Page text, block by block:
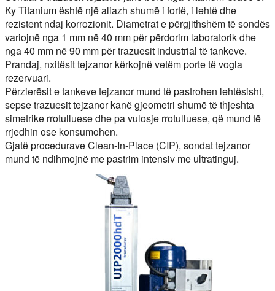
Ky Titanium është një aliazh shumë i fortë, i lehtë dhe
rezistent ndaj korrozionit. Diametrat e përgjithshëm të sondës
variojnë nga 1 mm në 40 mm për përdorim laboratorik dhe
nga 40 mm në 90 mm për trazuesit industrial të tankeve.
Prandaj, nxitësit tejzanor kërkojnë vetëm porte të vogla
rezervuari.
Përzierësit e tankeve tejzanor mund të pastrohen lehtësisht,
sepse trazuesit tejzanor kanë gjeometri shumë të thjeshta
simetrike rrotulluese dhe pa vulosje rrotulluese, që mund të
rrjedhin ose konsumohen.
Gjatë procedurave Clean-In-Place (CIP), sondat tejzanor
mund të ndihmojnë me pastrim intensiv me ultratinguj.